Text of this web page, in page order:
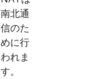
南北通
信のた
めに行
われま
す。